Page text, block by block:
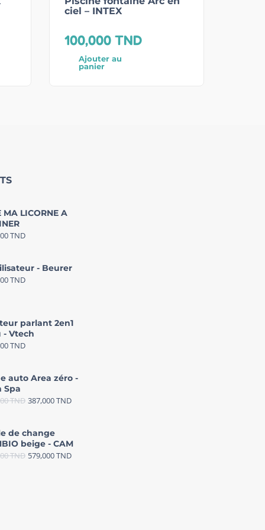
ciel – INTEX
100,000 TND
Ajouter au
panier
MA LICORNE A
TND
- Beurer
TND
parlant 2en1
- Vtech
TND
auto Area zéro -
Spa
TND 387,000TND
de change
beige - CAM
TND 579,000TND